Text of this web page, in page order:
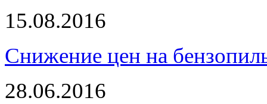
15.08.2016
Снижение цен на
28.06.2016